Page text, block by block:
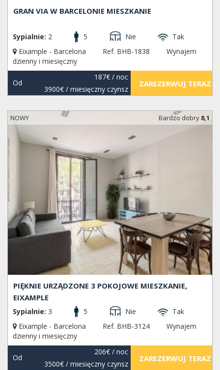
GRAN VIA W BARCELONIE MIESZKANIE
Sypialnie: 2 5 Nie
Tak
Eixample - Barcelona
Ref. BHB-1838
Wynajem
dzienny i miesięczny
Od
187€/ noc
3900€/ miesięczny czynsz
ZAREZERWUJ TERAZ
NOWY Bardzo dobry 8,1
PIĘKNIE URZĄDZONE 3 POKOJOWE MIESZKANIE,
EIXAMPLE
Sypialnie: 3 5 Nie
Tak
Eixample - Barcelona
Ref. BHB-3124
Wynajem
dzienny i miesięczny
Od
206€/ noc
3500€/ miesięczny czynsz
ZAREZERWUJ TERAZ